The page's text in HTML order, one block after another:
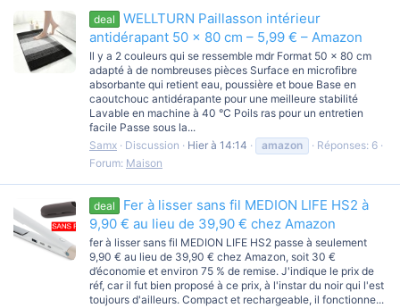
deal
WELLTURN Paillasson intérieur
antidérapant 50 × 80 cm – 5,99 € – Amazon
Il y a 2 couleurs qui se ressemble mdr Format 50 × 80 cm
adapté à de nombreuses pièces Surface en microfibre
absorbante qui retient eau, poussière et boue Base en
caoutchouc antidérapante pour une meilleure stabilité
Lavable en machine à 40 °C Poils ras pour un entretien
facile Passe sous la...
Samx
Discussion Hier à 14:14 amazon
Réponses: 6
Forum: Maison
deal
Fer à lisser sans fil MEDION LIFE HS2 à
9,90 € au lieu de 39,90 € chez Amazon
fer à lisser sans fil MEDION LIFE HS2 passe à seulement
9,90 € au lieu de 39,90 € chez Amazon, soit 30 €
d’économie et environ 75 % de remise. J'indique le prix de
réf, car il fut bien proposé à ce prix, à l'instar du noir qui l'est
toujours d'ailleurs. Compact et rechargeable, il fonctionne...